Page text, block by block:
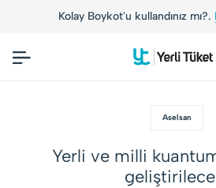
Boykot'u kullandınız mı?.Hemen dene!
Aselsan
Yerli ve milli